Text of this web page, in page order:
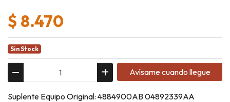
$ 8.470
Sin Stock
Avísame cuando llegue
Suplente Equipo Original: 4884900AB 04892339AA